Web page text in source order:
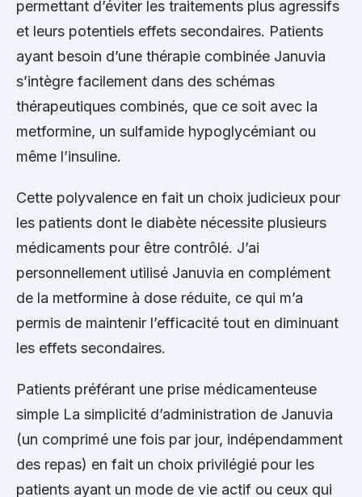
permettant d’éviter les traitements plus agressifs
et leurs potentiels effets secondaires. Patients
ayant besoin d’une thérapie combinée Januvia
s’intègre facilement dans des schémas
thérapeutiques combinés, que ce soit avec la
metformine, un sulfamide hypoglycémiant ou
même l’insuline.
Cette polyvalence en fait un choix judicieux pour
les patients dont le diabète nécessite plusieurs
médicaments pour être contrôlé. J’ai
personnellement utilisé Januvia en complément
de la metformine à dose réduite, ce qui m’a
permis de maintenir l’efficacité tout en diminuant
les effets secondaires.
Patients préférant une prise médicamenteuse
simple La simplicité d’administration de Januvia
(un comprimé une fois par jour, indépendamment
des repas) en fait un choix privilégié pour les
patients ayant un mode de vie actif ou ceux qui